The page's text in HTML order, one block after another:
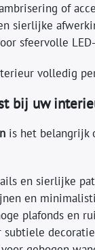
of
sierlijke
sfeervolle
volledig
bij uw
is het belangrijk
en sierlijke
en
plafonds en